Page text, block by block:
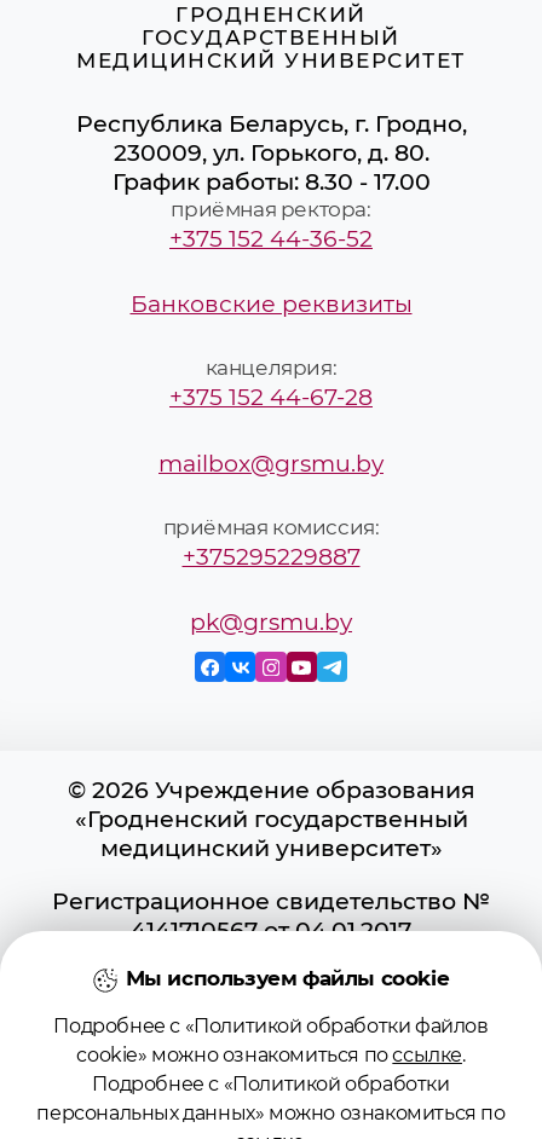
ГРОДНЕНСКИЙ
ГОСУДАРСТВЕННЫЙ
МЕДИЦИНСКИЙ УНИВЕРСИТЕТ
Республика Беларусь, г. Гродно,
230009, ул. Горького, д. 80.
График работы: 8.30 - 17.00
приёмная ректора:
+375 152 44-36-52
Банковские реквизиты
канцелярия:
+375 152 44-67-28
mailbox@grsmu.by
приёмная комиссия:
+375295229887
pk@grsmu.by
© 2026 Учреждение образования
«Гродненский государственный
медицинский университет»
Регистрационное свидетельство №
4141710567 от 04.01.2017
информационных ресурсов
Использование материалов сайта
возможно при условии указания
активной ссылки на первоисточник.
Положение о защите информации
Политика в отношении обработки
Мы используем файлы cookie
Подробнее с «Политикой обработки файлов
cookie» можно ознакомиться поссылке.
Подробнее с «Политикой обработки
персональных данных» можно ознакомиться по